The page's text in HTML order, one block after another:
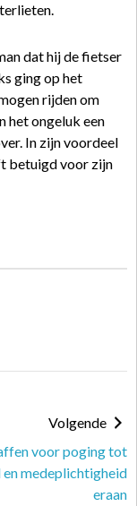
dat hij de fietser
ging op het
rijden om
het ongeluk een
In zijn voordeel
betuigd voor zijn
Volgende
voor poging tot
medeplichtigheid
eraan